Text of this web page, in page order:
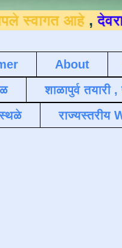
आहे ,देवराव जाधव
About
शाळापुर्व तयारी
स्थळे राज्यस्तरीय